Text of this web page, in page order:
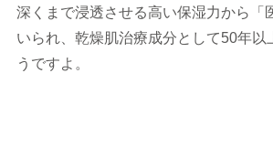
深くまで浸透させる高い保湿力から「
いられ、乾燥肌治療成分として50年以
うですよ。